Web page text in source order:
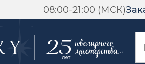
08:00-21:00 (МСК)